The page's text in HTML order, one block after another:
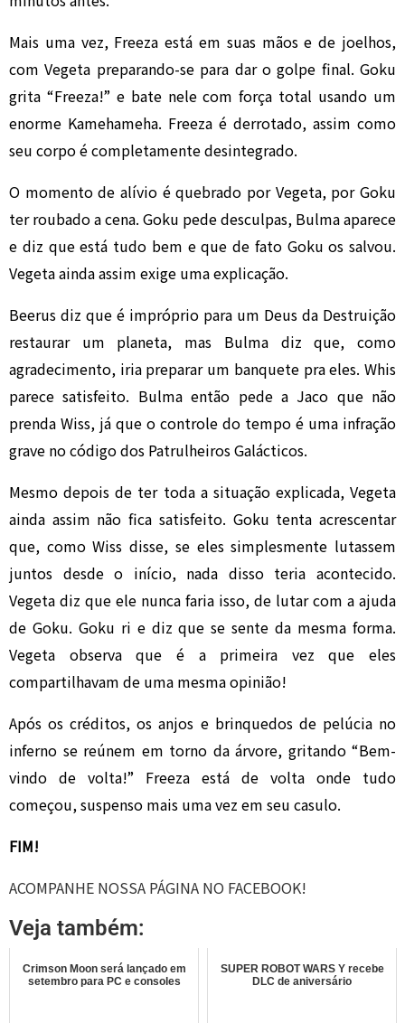
Mais uma vez, Freeza está em suas mãos e de joelhos,
com Vegeta preparando-se para dar o golpe final. Goku
grita “Freeza!” e bate nele com força total usando um
enorme Kamehameha. Freeza é derrotado, assim como
seu corpo é completamente desintegrado.
O momento de alívio é quebrado por Vegeta, por Goku
ter roubado a cena. Goku pede desculpas, Bulma aparece
e diz que está tudo bem e que de fato Goku os salvou.
Vegeta ainda assim exige uma explicação.
Beerus diz que é impróprio para um Deus da Destruição
restaurar um planeta, mas Bulma diz que, como
agradecimento, iria preparar um banquete pra eles. Whis
parece satisfeito. Bulma então pede a Jaco que não
prenda Wiss, já que o controle do tempo é uma infração
grave no código dos Patrulheiros Galácticos.
Mesmo depois de ter toda a situação explicada, Vegeta
ainda assim não fica satisfeito. Goku tenta acrescentar
que, como Wiss disse, se eles simplesmente lutassem
juntos desde o início, nada disso teria acontecido.
Vegeta diz que ele nunca faria isso, de lutar com a ajuda
de Goku. Goku ri e diz que se sente da mesma forma.
Vegeta observa que é a primeira vez que eles
compartilhavam de uma mesma opinião!
Após os créditos, os anjos e brinquedos de pelúcia no
inferno se reúnem em torno da árvore, gritando “Bem-
vindo de volta!” Freeza está de volta onde tudo
começou, suspenso mais uma vez em seu casulo.
FIM!
ACOMPANHE NOSSA PÁGINA NO FACEBOOK!
Veja também:
Crimson Moon será lançado em
setembro para PC e consoles
SUPER ROBOT WARS Y recebe
DLC de aniversário